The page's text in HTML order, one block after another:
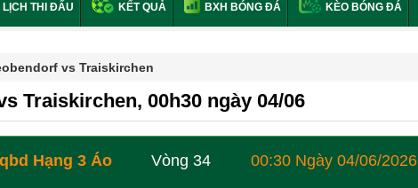
LỊCH THI ĐẤU KẾT QUẢ BXH BÓNG ĐÁ KÈO BÓNG ĐÁ
vs Traiskirchen
Traiskirchen, 00h30 ngày 04/06
Hạng 3 Áo Vòng 34 00:30 Ngày 04/06/2026